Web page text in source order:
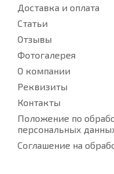
Доставка и оплата
Статьи
Отзывы
Фотогалерея
О компании
Реквизиты
Контакты
Положение по
персональных
Соглашение на